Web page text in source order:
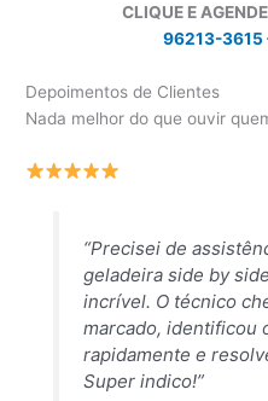
CLIQUE E
96213-3615
Depoimentos de Clientes
Nada melhor do que ouvir
“Precisei de
geladeira side by
incrível. O técnico
marcado, identificou
rapidamente e
Super indico!”